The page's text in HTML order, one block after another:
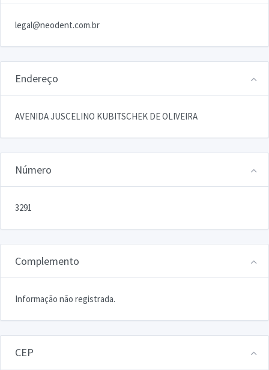
legal@neodent.com.br
Endereço
AVENIDA JUSCELINO KUBITSCHEK DE OLIVEIRA
Número
3291
Complemento
Informação não registrada.
CEP